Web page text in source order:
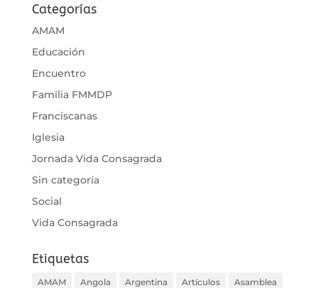
Categorías
AMAM
Educación
Encuentro
Familia FMMDP
Franciscanas
Iglesia
Jornada Vida Consagrada
Sin categoría
Social
Vida Consagrada
Etiquetas
AMAM Angola Argentina Artículos Asamblea